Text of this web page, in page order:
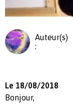
Auteur(s)
:
Le 18/08/2018
Bonjour,